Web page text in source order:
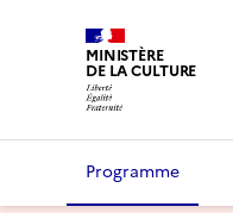
MINISTÈRE
DE LA CULTURE
Programme